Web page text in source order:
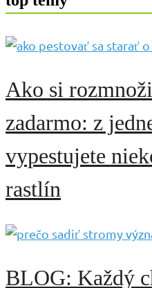
Ako si
zadarmo: z
vypestujete
rastlín
BLOG: Každý